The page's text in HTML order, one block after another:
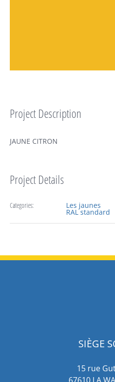
Project Description
JAUNE CITRON
Project Details
Categories: Les jaunes
RAL standard
SIÈGE
15 rue
67610 LA